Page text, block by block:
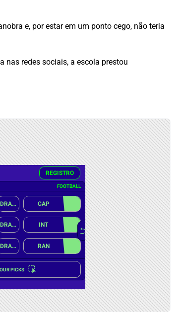
e, por estar em um ponto cego, não teria
nas redes sociais, a escola prestou